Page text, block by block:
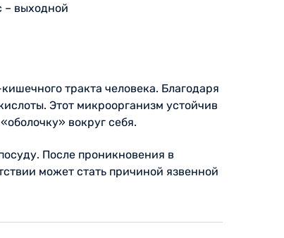
– выходной
тракта человека. Благодаря
Этот микроорганизм устойчив
вокруг себя.
После проникновения в
может стать причиной язвенной